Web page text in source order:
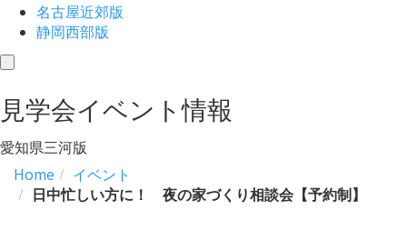
名古屋近郊版
静岡西部版
toggle
見学会イベント情報
愛知県三河版
Home
イベント
日中忙しい方に！ 夜の家づくり相談会【予約制】